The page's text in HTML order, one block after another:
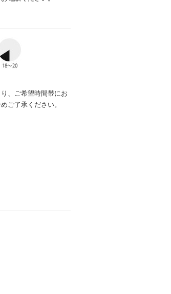
、ご希望時間帯にお
ご了承ください。